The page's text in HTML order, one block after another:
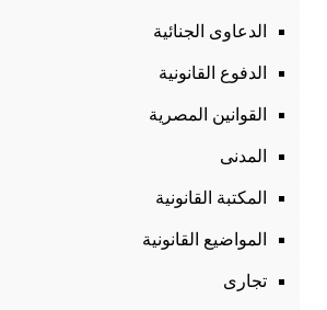
الدعاوى الجنائية
الدفوع القانونية
القوانين المصرية
المدنى
المكتبة القانونية
المواضيع القانونية
تجارى